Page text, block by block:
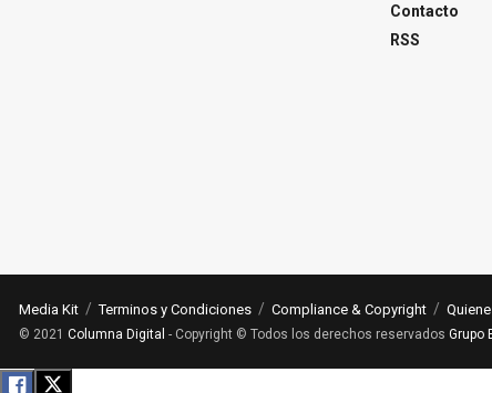
Contacto
RSS
Media Kit Terminos y Condiciones Compliance & Copyright
© 2021 Columna Digital - Copyright © Todos los derechos reservados Grupo